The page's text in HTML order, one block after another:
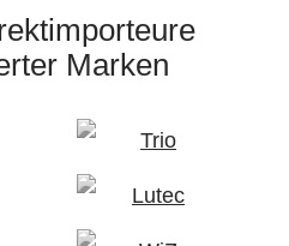
Marken